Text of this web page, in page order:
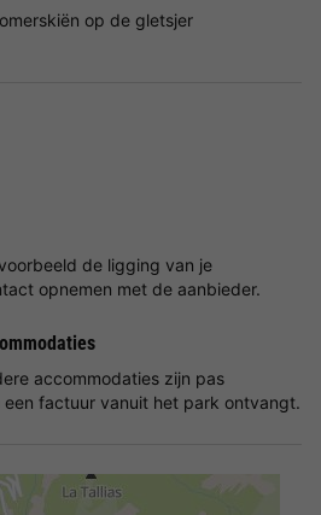
op de gletsjer
de ligging van je
opnemen met de aanbieder.
accommodaties zijn pas
factuur vanuit het park ontvangt.